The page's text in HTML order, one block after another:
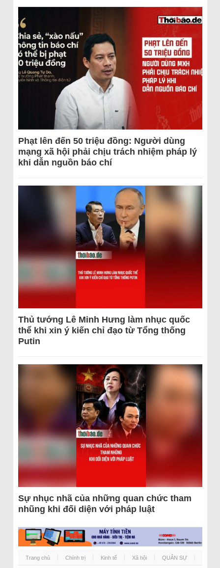
Phạt lên đến 50 triệu đồng: Người dùng
mạng xã hội phải chịu trách nhiệm pháp lý
khi dẫn nguồn báo chí
Thủ tướng Lê Minh Hưng làm nhục quốc
thể khi xin ý kiến chỉ đạo từ Tổng thống
Putin
Sự nhục nhã của những quan chức tham
nhũng khi đối diện với pháp luật
Trang chủ Chính trị Kinh tế Xã hội QUÂN SỰ